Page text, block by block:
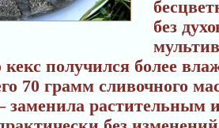
без
кекс получился более
70 грамм сливочного
заменила растительным